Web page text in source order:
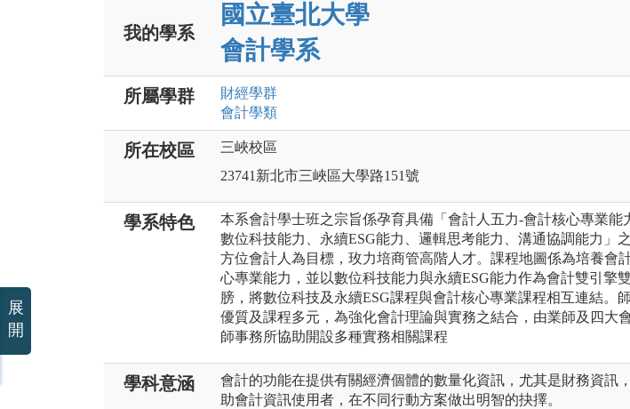
我的學系
國立臺北大學
會計學系
所屬學群 財經學群
會計學類
所在校區
三峽校區
23741新北市三峽區大學路151號
學系特色
本系會計學士班之宗旨係孕育具備「會計人五力-會計核心專業能
數位科技能力、永續ESG能力、邏輯思考能力、溝通協調能力」
方位會計人為目標，玫力培商管高階人才。課程地圖係為培養會
心專業能力，並以數位科技能力與永續ESG能力作為會計雙引擎
膀，將數位科技及永續ESG課程與會計核心專業課程相互連結。
優質及課程多元，為強化會計理論與實務之結合，由業師及四大
師事務所協助開設多種實務相關課程
學科意涵
會計的功能在提供有關經濟個體的數量化資訊，尤其是財務資訊
助會計資訊使用者，在不同行動方案做出明智的抉擇。
展
開